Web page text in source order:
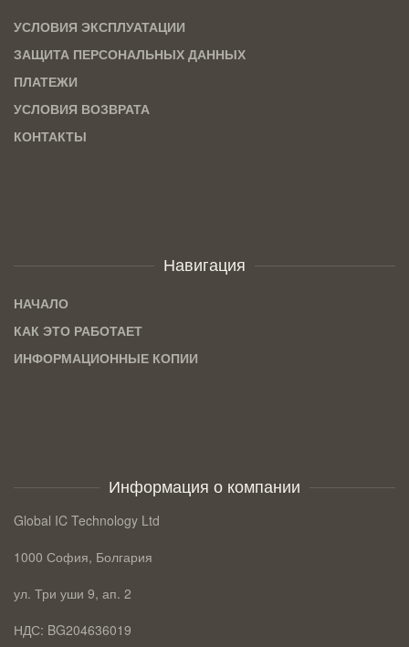
УСЛОВИЯ ЭКСПЛУАТАЦИИ
ЗАЩИТА ПЕРСОНАЛЬНЫХ ДАННЫХ
ПЛАТЕЖИ
УСЛОВИЯ ВОЗВРАТА
КОНТАКТЫ
Навигация
НАЧАЛО
КАК ЭТО РАБОТАЕТ
ИНФОРМАЦИОННЫЕ КОПИИ
Информация о компании
Global IC Technology Ltd
1000 София, Болгария
ул. Три уши 9, ап. 2
НДС: BG204636019